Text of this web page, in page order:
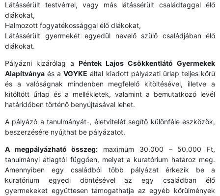
Látássérült testvérrel, vagy más látássérült családtaggal élő
diákokat,
Halmozott fogyatékossággal élő diákokat,
Látássérült gyermekét egyedül nevelő szülő családjában élő
diákokat.
Pályázni kizárólag a Péntek Lajos Csökkentlátó Gyermekek
Alapítványa és aVGYKE által kiadott pályázati űrlap teljes körű
és a valóságnak mindenben megfelelő kitöltésével, illetve a
kitöltött űrlap és a mellékletek, valamint a bemutatkozó levél
határidőben történő benyújtásával lehet.
A pályázó a tanulmányát-, életvitelét segítő különféle eszközök,
beszerzésére nyújthat be pályázatot.
A megpályázható összeg: maximum 30.000 – 50.000 Ft,
tanulmányi átlagtól függően, melyet a kuratórium határoz meg.
Amennyiben egy családból több pályázat érkezik be a
kuratórium egyedi döntésével az egy családban élő
gyermekeket együttesen támogathatja az egyéb körülmények